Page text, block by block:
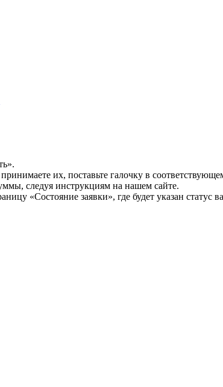
их, поставьте галочку в
следуя инструкциям на нашем сайте.
«Состояние заявки», где будет указан статус